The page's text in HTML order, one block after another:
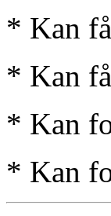
* Kan
* Kan
* Kan
* Kan